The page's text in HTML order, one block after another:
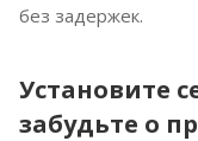
без задержек.
Установите
забудьте о